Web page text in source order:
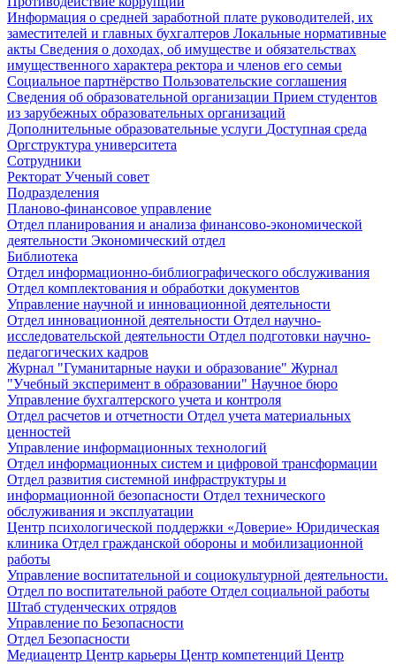
Информация о средней заработной плате руководителей, их
заместителей и главных бухгалтеров Локальные нормативные
акты Сведения о доходах, об имуществе и обязательствах
имущественного характера ректора и членов его семьи
Социальное партнёрство Пользовательские соглашения
Сведения об образовательной организации Прием студентов
из зарубежных образовательных организаций
Дополнительные образовательные услуги Доступная среда
Оргструктура университета
Сотрудники
Ректорат Ученый совет
Подразделения
Планово-финансовое управление
Отдел планирования и анализа финансово-экономической
деятельности Экономический отдел
Библиотека
Отдел информационно-библиографического обслуживания
Отдел комплектования и обработки документов
Управление научной и инновационной деятельности
Отдел инновационной деятельности Отдел научно-
исследовательской деятельности Отдел подготовки научно-
педагогических кадров
Журнал "Гуманитарные науки и образование" Журнал
"Учебный эксперимент в образовании" Научное бюро
Управление бухгалтерского учета и контроля
Отдел расчетов и отчетности Отдел учета материальных
ценностей
Управление информационных технологий
Отдел информационных систем и цифровой трансформации
Отдел развития системной инфраструктуры и
информационной безопасности Отдел технического
обслуживания и эксплуатации
Центр психологической поддержки «Доверие» Юридическая
клиника Отдел гражданской обороны и мобилизационной
работы
Управление воспитательной и социокультурной деятельности.
Отдел по воспитательной работе Отдел социальной работы
Штаб студенческих отрядов
Управление по Безопасности
Отдел Безопасности
Медиацентр Центр карьеры Центр компетенций Центр